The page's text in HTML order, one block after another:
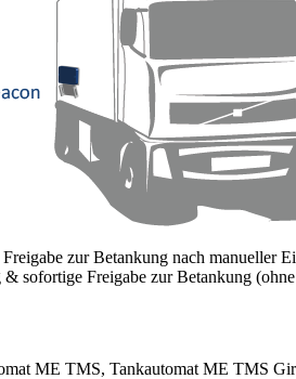
zur Betankung nach manueller
sofortige Freigabe zur Betankung
ME TMS, Tankautomat ME TMS